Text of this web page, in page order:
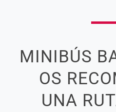
MINIBÚS
OS
UNA